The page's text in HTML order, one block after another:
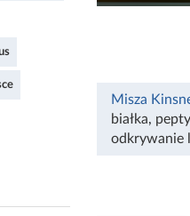
Misza
białka,
odkrywanie